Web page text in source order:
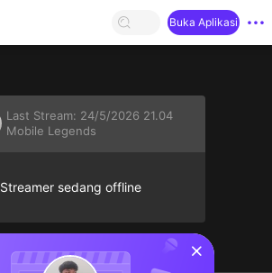
Buka Aplikasi
Last Stream: 24/5/2026 21.04
Mobile Legends
Streamer sedang offline